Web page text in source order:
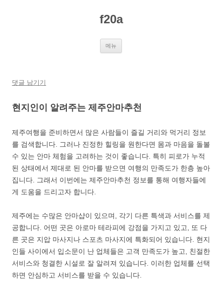
f20a
메뉴
댓글 남기기
현지인이 알려주는 제주안마추천
제주여행을 준비하면서 많은 사람들이 즐길 거리와 먹거리 정보
를 검색합니다. 그러나 진정한 힐링을 원한다면 몸과 마음을 돌볼
수 있는 안마 체험을 고려하는 것이 좋습니다. 특히 피로가 누적
된 상태에서 제대로 된 안마를 받으면 여행의 만족도가 한층 높아
집니다. 그래서 이번에는 제주안마추천 정보를 통해 여행자들에
게 도움을 드리고자 합니다.
제주에는 수많은 안마샵이 있으며, 각기 다른 특색과 서비스를 제
공합니다. 어떤 곳은 아로마 테라피에 강점을 가지고 있고, 또 다
른 곳은 지압 마사지나 스포츠 마사지에 특화되어 있습니다. 현지
인들 사이에서 입소문이 난 업체들은 고객 만족도가 높고, 친절한
서비스와 청결한 시설로 잘 알려져 있습니다. 이러한 업체를 선택
하면 안심하고 서비스를 받을 수 있습니다.